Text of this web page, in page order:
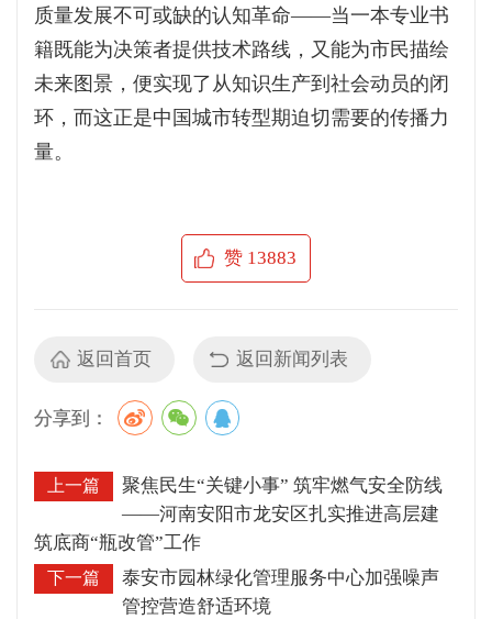
质量发展不可或缺的认知革命——当一本专业书
籍既能为决策者提供技术路线，又能为市民描绘
未来图景，便实现了从知识生产到社会动员的闭
环，而这正是中国城市转型期迫切需要的传播力
量。
赞 13883
返回首页 返回新闻列表
分享到：
上一篇
聚焦民生“关键小事” 筑牢燃气安全防线
——河南安阳市龙安区扎实推进高层建
筑底商“瓶改管”工作
下一篇
泰安市园林绿化管理服务中心加强噪声
管控营造舒适环境